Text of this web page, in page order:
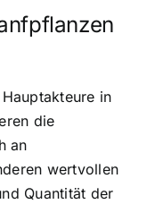
in
die
an
wertvollen
Quantität der